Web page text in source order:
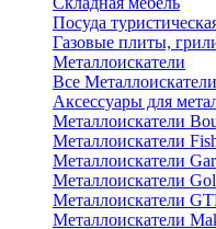
Посуда
Газовые плиты,
Металлоискатели
Все Металлоискатели
Аксессуары для
Металлоискатели
Металлоискатели
Металлоискатели
Металлоискатели
Металлоискатели
Металлоискатели